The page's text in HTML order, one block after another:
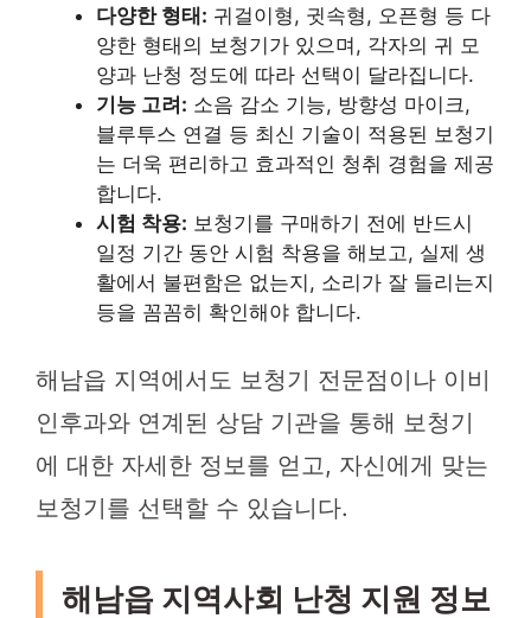
다양한 형태: 귀걸이형, 귓속형, 오픈형 등 다
양한 형태의 보청기가 있으며, 각자의 귀 모
양과 난청 정도에 따라 선택이 달라집니다.
기능 고려: 소음 감소 기능, 방향성 마이크,
블루투스 연결 등 최신 기술이 적용된 보청기
는 더욱 편리하고 효과적인 청취 경험을 제공
합니다.
시험 착용: 보청기를 구매하기 전에 반드시
일정 기간 동안 시험 착용을 해보고, 실제 생
활에서 불편함은 없는지, 소리가 잘 들리는지
등을 꼼꼼히 확인해야 합니다.
해남읍 지역에서도 보청기 전문점이나 이비
인후과와 연계된 상담 기관을 통해 보청기
에 대한 자세한 정보를 얻고, 자신에게 맞는
보청기를 선택할 수 있습니다.
해남읍 지역사회 난청 지원 정보